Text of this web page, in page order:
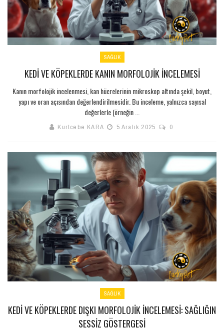
SAĞLIK
KEDI VE KÖPEKLERDE KANIN MORFOLOJIK İNCELEMESI
Kanın morfolojik incelenmesi, kan hücrelerinin mikroskop altında şekil, boyut,
yapı ve oran açısından değerlendirilmesidir. Bu inceleme, yalnızca sayısal
değerlerle (örneğin ...
Kurtcebe KARA 5 Aralık 2025 0
SAĞLIK
KEDI VE KÖPEKLERDE DIŞKI MORFOLOJIK İNCELEMESI: SAĞLIĞIN
SESSIZ GÖSTERGESI